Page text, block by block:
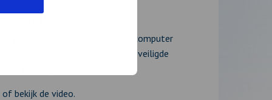
je een smartphone, tablet of computer
consult verloopt via een beveiligde
bekijk de video.